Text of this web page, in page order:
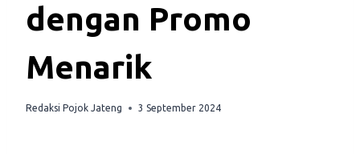
dengan Promo
Menarik
Redaksi Pojok Jateng 3 September 2024